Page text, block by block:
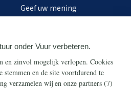
Geef uw mening
Info
Contact